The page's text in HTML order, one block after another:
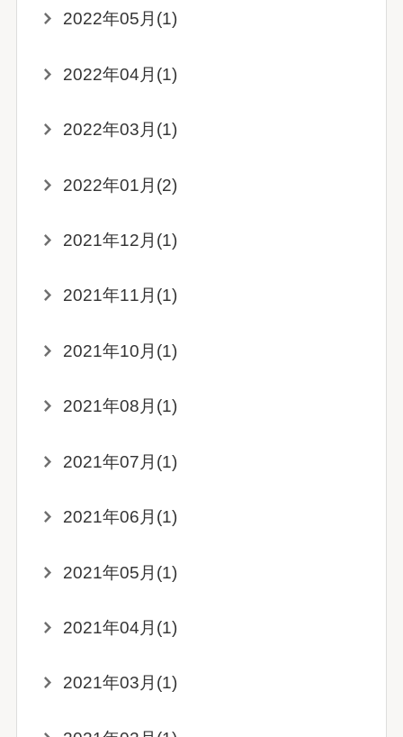
2022年05月(1)
2022年04月(1)
2022年03月(1)
2022年01月(2)
2021年12月(1)
2021年11月(1)
2021年10月(1)
2021年08月(1)
2021年07月(1)
2021年06月(1)
2021年05月(1)
2021年04月(1)
2021年03月(1)